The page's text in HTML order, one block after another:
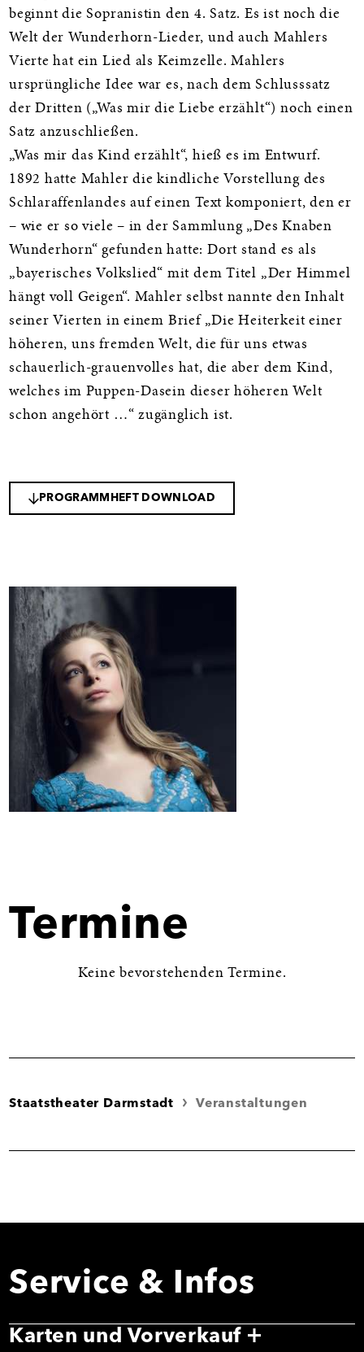
beginnt die Sopranistin den 4. Satz. Es ist noch die
Welt der Wunderhorn-Lieder, und auch Mahlers
Vierte hat ein Lied als Keimzelle. Mahlers
ursprüngliche Idee war es, nach dem Schlusssatz
der Dritten („Was mir die Liebe erzählt“) noch einen
Satz anzuschließen.
„Was mir das Kind erzählt“, hieß es im Entwurf.
1892 hatte Mahler die kindliche Vorstellung des
Schlaraffenlandes auf einen Text komponiert, den er
– wie er so viele – in der Sammlung „Des Knaben
Wunderhorn“ gefunden hatte: Dort stand es als
„bayerisches Volkslied“ mit dem Titel „Der Himmel
hängt voll Geigen“. Mahler selbst nannte den Inhalt
seiner Vierten in einem Brief „Die Heiterkeit einer
höheren, uns fremden Welt, die für uns etwas
schauerlich-grauenvolles hat, die aber dem Kind,
welches im Puppen-Dasein dieser höheren Welt
schon angehört …“ zugänglich ist.
PROGRAMMHEFT DOWNLOAD
Galerie
Termine
Keine bevorstehenden Termine.
Staatstheater Darmstadt Veranstaltungen
Service & Infos
Karten und Vorverkauf